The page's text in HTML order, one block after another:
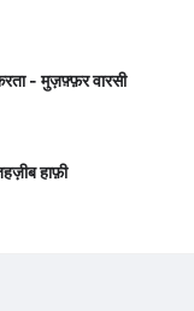
- मुज़फ़्फ़र वारसी
हाफ़ी